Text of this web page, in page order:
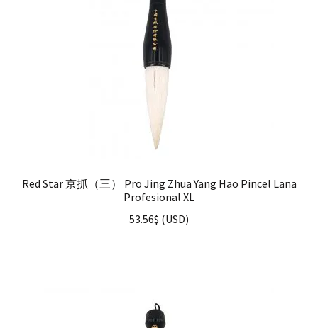
Red Star 京抓（三） Pro Jing Zhua Yang Hao Pincel Lana
Profesional XL
53.56$ (USD)